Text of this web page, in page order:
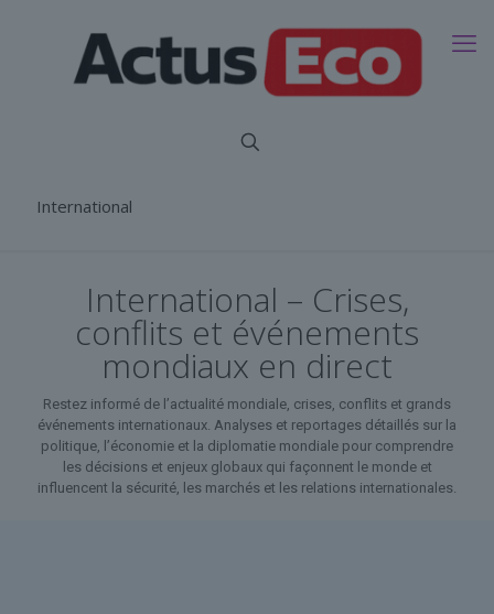
International
International – Crises,
conflits et événements
mondiaux en direct
Restez informé de l’actualité mondiale, crises, conflits et grands
événements internationaux. Analyses et reportages détaillés sur la
politique, l’économie et la diplomatie mondiale pour comprendre
les décisions et enjeux globaux qui façonnent le monde et
influencent la sécurité, les marchés et les relations internationales.